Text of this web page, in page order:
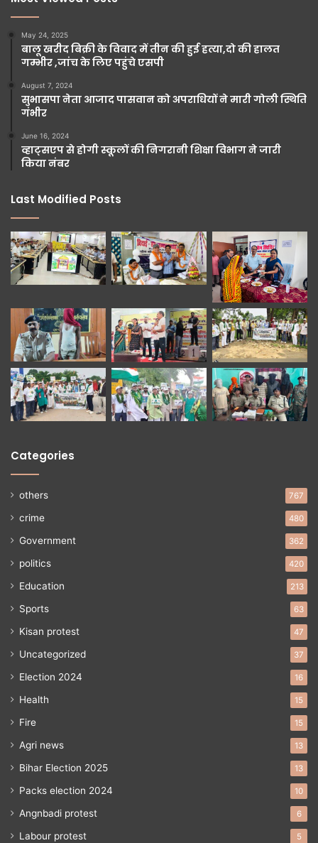
May 24, 2025
बालू खरीद बिक्री के विवाद में तीन की हुई हत्या,दो की हालत
गम्भीर ,जांच के लिए पहुंचे एसपी
August 7, 2024
सुभासपा नेता आजाद पासवान को अपराधियों ने मारी गोली स्थिति
गंभीर
June 16, 2024
व्हाट्सएप से होगी स्कूलों की निगरानी शिक्षा विभाग ने जारी
किया नंबर
Last Modified Posts
Categories
others 767
crime 480
Government 362
politics 420
Education 213
Sports 63
Kisan protest 47
Uncategorized 37
Election 2024 16
Health 15
Fire 15
Agri news 13
Bihar Election 2025 13
Packs election 2024 10
Angnbadi protest 6
Labour protest 5